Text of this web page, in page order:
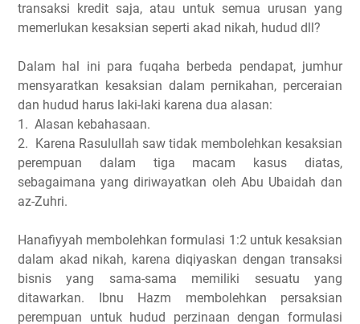
transaksi kredit saja, atau untuk semua urusan yang
memerlukan kesaksian seperti akad nikah, hudud dll?
Dalam hal ini para fuqaha berbeda pendapat, jumhur
mensyaratkan kesaksian dalam pernikahan, perceraian
dan hudud harus laki-laki karena dua alasan:
1. Alasan kebahasaan.
2.
Karena Rasulullah saw tidak membolehkan kesaksian
perempuan dalam tiga macam kasus diatas,
sebagaimana yang diriwayatkan oleh Abu Ubaidah dan
az-Zuhri.
Hanafiyyah membolehkan formulasi 1:2 untuk kesaksian
dalam akad nikah, karena diqiyaskan dengan transaksi
bisnis yang sama-sama memiliki sesuatu yang
ditawarkan. Ibnu Hazm membolehkan persaksian
perempuan untuk hudud perzinaan dengan formulasi